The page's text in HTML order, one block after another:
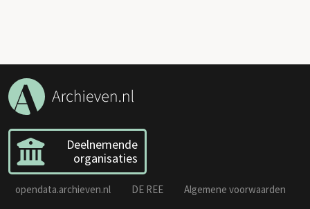
Deelnemende
organisaties
opendata.archieven.nl DE REE
Algemene voorwaarden